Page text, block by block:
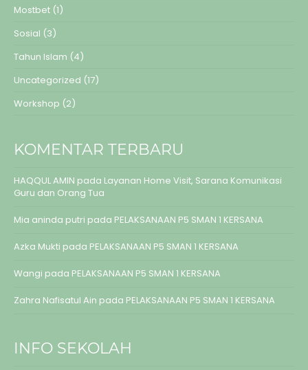
Mostbet (1)
Sosial (3)
Tahun Islam (4)
Uncategorized (17)
Workshop (2)
KOMENTAR TERBARU
HAQQUL AMIN pada Layanan Home Visit, Sarana Komunikasi
Guru dan Orang Tua
Mia aninda putri pada PELAKSANAAN P5 SMAN 1 KERSANA
Azka Mukti pada PELAKSANAAN P5 SMAN 1 KERSANA
Wangi pada PELAKSANAAN P5 SMAN 1 KERSANA
Zahra Nafisatul Ain pada PELAKSANAAN P5 SMAN 1 KERSANA
INFO SEKOLAH